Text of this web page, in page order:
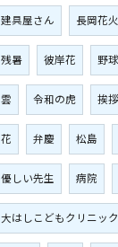
建具屋さん 長岡花
残暑 彼岸花 野球
雲 令和の虎 挨拶
花 弁慶 松島
優しい先生 病院
大はしこどもクリニック